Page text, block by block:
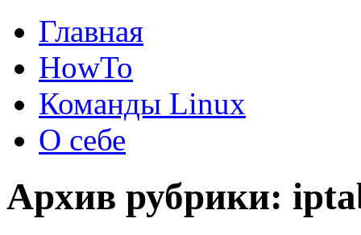
Главная
HowTo
Команды Linux
О себе
Архив рубрики: